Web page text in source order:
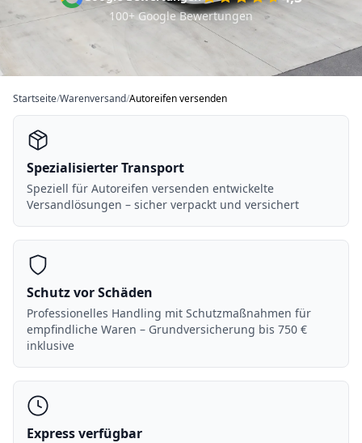
100+ Google Bewertungen
Startseite/Warenversand/Autoreifen versenden
Spezialisierter Transport
Speziell für Autoreifen versenden entwickelte
Versandlösungen – sicher verpackt und versichert
Schutz vor Schäden
Professionelles Handling mit Schutzmaßnahmen für
empfindliche Waren – Grundversicherung bis 750 €
inklusive
Express verfügbar